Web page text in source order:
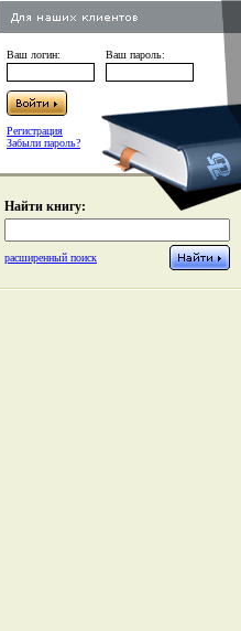
Ваш логин: Ваш пароль:
Регистрация
Забыли пароль?
Найти книгу:
расширенный поиск